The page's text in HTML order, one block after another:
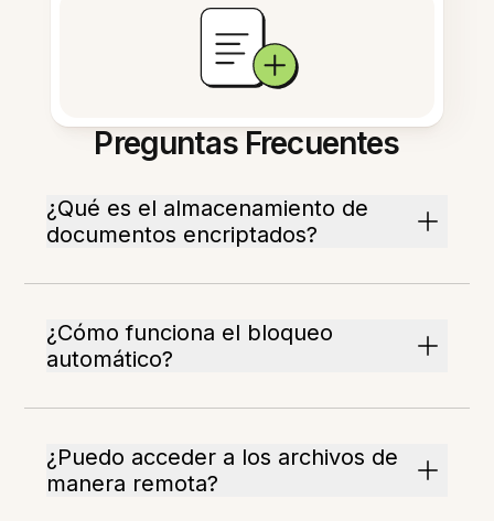
Preguntas Frecuentes
¿Qué es el almacenamiento de
documentos encriptados?
¿Cómo funciona el bloqueo
automático?
¿Puedo acceder a los archivos de
manera remota?